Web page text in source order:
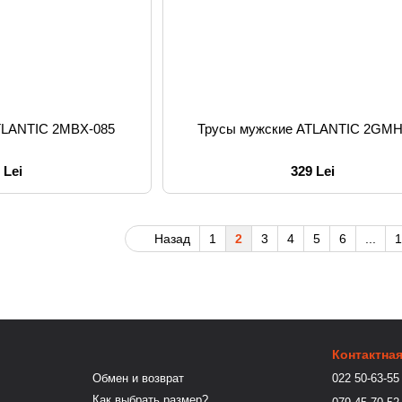
2MBX-085
Lei
Трусы мужские ATLANTIC
329 Lei
Назад 1 2 3 4 5 6
Обмен и возврат
022 50-63-55